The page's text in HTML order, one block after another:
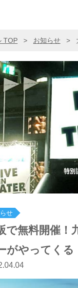
TOP > お知らせ >
せ
で無料開催！
がやってくる